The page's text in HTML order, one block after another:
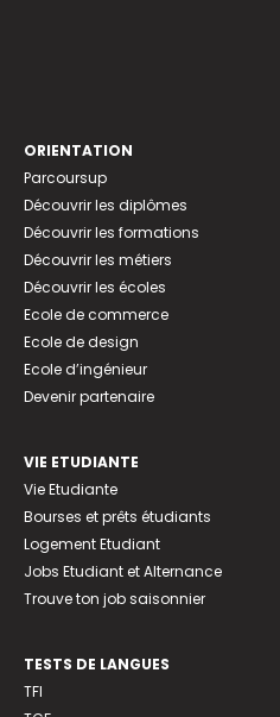
ORIENTATION
Parcoursup
Découvrir les diplômes
Découvrir les formations
Découvrir les métiers
Découvrir les écoles
Ecole de commerce
Ecole de design
Ecole d’ingénieur
Devenir partenaire
VIE ETUDIANTE
Vie Etudiante
Bourses et prêts étudiants
Logement Etudiant
Jobs Etudiant et Alternance
Trouve ton job saisonnier
TESTS DE LANGUES
TFI